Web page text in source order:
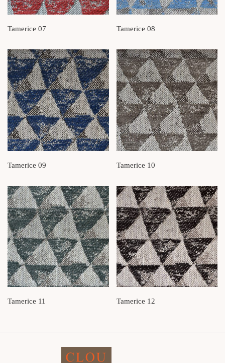
Tamerice 07 Tamerice 08
Tamerice 09 Tamerice 10
Tamerice 11 Tamerice 12